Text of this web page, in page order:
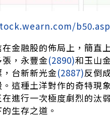
b50.asp
金融股的佈局上，簡直
，永豐金(2890)和玉山
台新新光金(2887)反倒
這種土洋對作的奇特現
進行一次極度劇烈的汰
生存之道。